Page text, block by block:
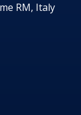
RM, Italy